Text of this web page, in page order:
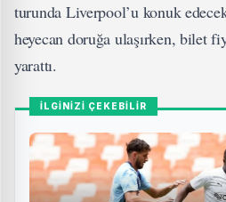
turunda Liverpool’u konuk
heyecan doruğa ulaşırken, bilet
yarattı.
İLGİNİZİ ÇEKEBİLİR